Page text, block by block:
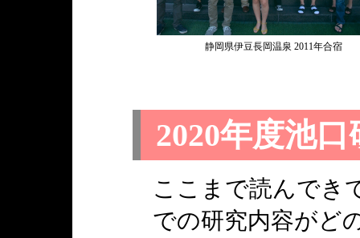
静岡県伊豆長岡温泉 2011年合宿
2020年度池
ここまで読んでき
での研究内容がど